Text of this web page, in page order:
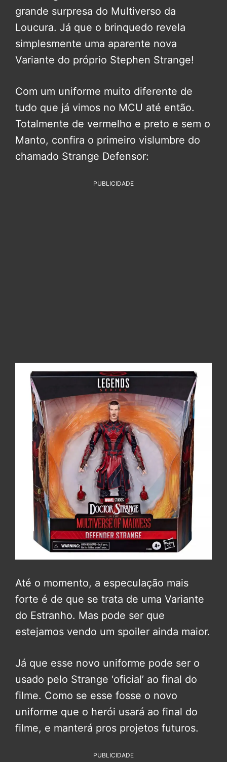
grande surpresa do Multiverso da
Loucura. Já que o brinquedo revela
simplesmente uma aparente nova
Variante do próprio Stephen Strange!
Com um uniforme muito diferente de
tudo que já vimos no MCU até então.
Totalmente de vermelho e preto e sem o
Manto, confira o primeiro vislumbre do
chamado Strange Defensor:
PUBLICIDADE
Até o momento, a especulação mais
forte é de que se trata de uma Variante
do Estranho. Mas pode ser que
estejamos vendo um spoiler ainda maior.
Já que esse novo uniforme pode ser o
usado pelo Strange ‘oficial’ ao final do
filme. Como se esse fosse o novo
uniforme que o herói usará ao final do
filme, e manterá pros projetos futuros.
PUBLICIDADE